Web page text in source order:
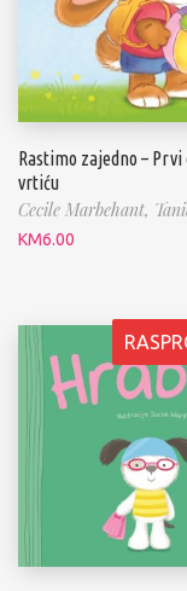
Rastimo zajedno – Prvi
vrtiću
Cecile Marbehant,
KM6.00